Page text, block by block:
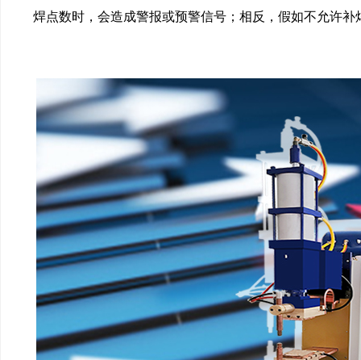
焊点数时，会造成警报或预警信号；相反，假如不允